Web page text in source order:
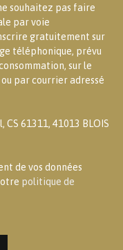
souhaitez pas faire
par voie
gratuitement sur
téléphonique, prévu
sur le
par courrier adressé
61311, 41013 BLOIS
de vos données
politique de